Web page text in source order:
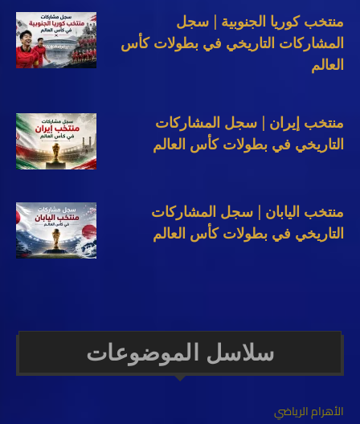
منتخب كوريا الجنوبية | سجل
المشاركات التاريخي في بطولات كأس
العالم
منتخب إيران | سجل المشاركات
التاريخي في بطولات كأس العالم
منتخب اليابان | سجل المشاركات
التاريخي في بطولات كأس العالم
سلاسل الموضوعات
الأهرام الرياضي